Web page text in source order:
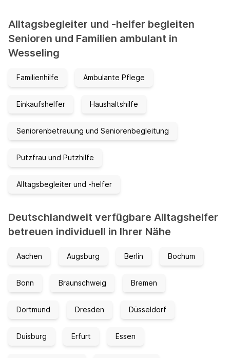
Alltagsbegleiter und -helfer begleiten
Senioren und Familien ambulant in
Wesseling
Familienhilfe Ambulante Pflege
Einkaufshelfer Haushaltshilfe
Seniorenbetreuung und Seniorenbegleitung
Putzfrau und Putzhilfe
Alltagsbegleiter und -helfer
Deutschlandweit verfügbare Alltagshelfer
betreuen individuell in Ihrer Nähe
Aachen Augsburg Berlin Bochum
Bonn Braunschweig Bremen
Dortmund Dresden Düsseldorf
Duisburg Erfurt Essen